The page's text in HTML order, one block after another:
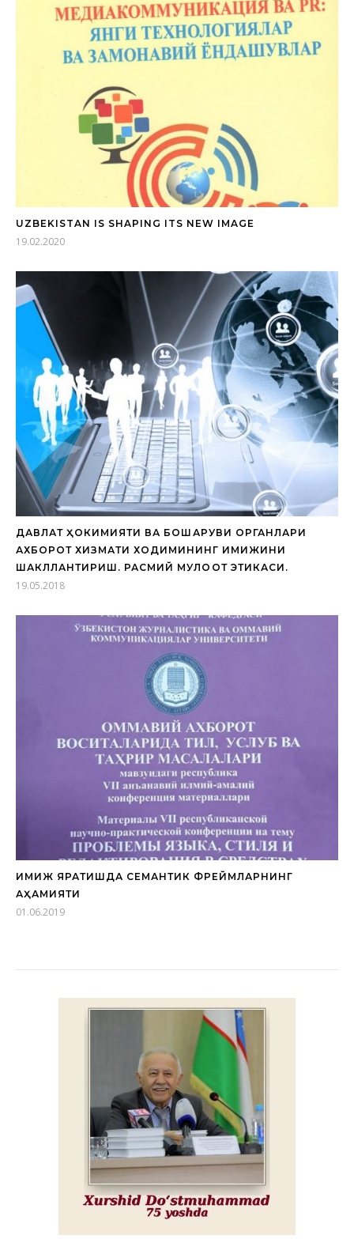
UZBEKISTAN IS SHAPING ITS NEW IMAGE
19.02.2020
ДАВЛАТ ҲОКИМИЯТИ ВА БОШҚАРУВИ ОРГАНЛАРИ
АХБОРОТ ХИЗМАТИ ХОДИМИНИНГ ИМИЖИНИ
ШАКЛЛАНТИРИШ. РАСМИЙ МУЛОҚОТ ЭТИКАСИ.
19.05.2018
ИМИЖ ЯРАТИШДА СЕМАНТИК ФРЕЙМЛАРНИНГ
АҲАМИЯТИ
01.06.2019